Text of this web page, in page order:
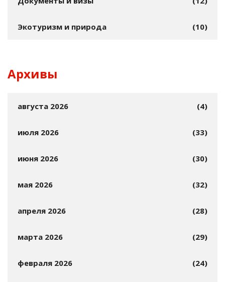
Экотуризм и природа (10)
Архивы
августа 2026 (4)
июля 2026 (33)
июня 2026 (30)
мая 2026 (32)
апреля 2026 (28)
марта 2026 (29)
февраля 2026 (24)